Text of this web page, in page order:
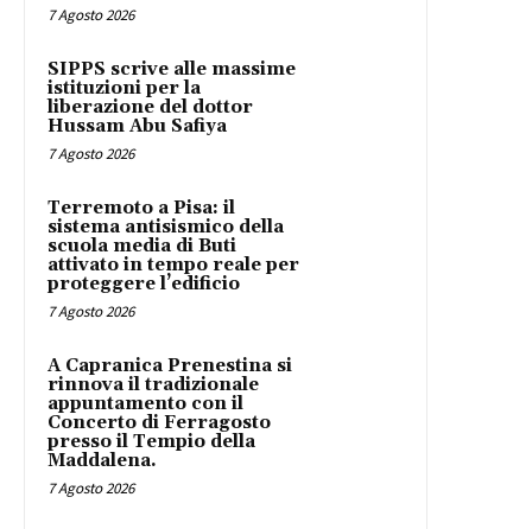
7 Agosto 2026
SIPPS scrive alle massime
istituzioni per la
liberazione del dottor
Hussam Abu Safiya
7 Agosto 2026
Terremoto a Pisa: il
sistema antisismico della
scuola media di Buti
attivato in tempo reale per
proteggere l’edificio
7 Agosto 2026
A Capranica Prenestina si
rinnova il tradizionale
appuntamento con il
Concerto di Ferragosto
presso il Tempio della
Maddalena.
7 Agosto 2026